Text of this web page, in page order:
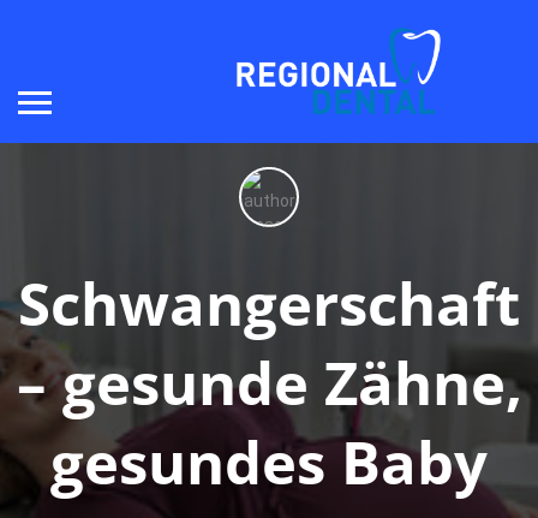
Schwangerschaft
– gesunde Zähne,
gesundes Baby